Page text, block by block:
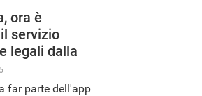
ora è
servizio
legali dalla
far parte dell'app